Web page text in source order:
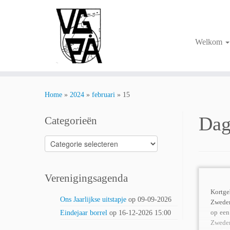
Welkom
Home » 2024 » februari » 15
Categorieën
Categorieën
Verenigingsagenda
Ons Jaarlijkse uitstapje op 09-09-2026
Eindejaar borrel op 16-12-2026 15:00
op